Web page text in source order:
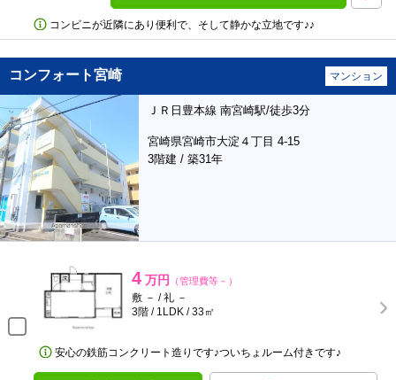
コンビニが近隣にあり便利で、そして静かな立地です♪♪
コンフォート宮崎 マンション
ＪＲ日豊本線 南宮崎駅/徒歩3分
宮崎県宮崎市大淀４丁目 4-15
3階建 / 築31年
4 万円 （管理費等－）
敷 － / 礼 －
3階 / 1LDK / 33㎡
安心の鉄筋コンクリート造りです♪ついちょルーム付きです♪